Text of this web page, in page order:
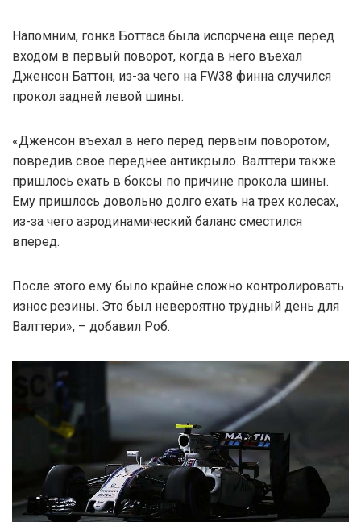
Напомним, гонка Боттаса была испорчена еще перед
входом в первый поворот, когда в него въехал
Дженсон Баттон, из-за чего на FW38 финна случился
прокол задней левой шины.
«Дженсон въехал в него перед первым поворотом,
повредив свое переднее антикрыло. Валттери также
пришлось ехать в боксы по причине прокола шины.
Ему пришлось довольно долго ехать на трех колесах,
из-за чего аэродинамический баланс сместился
вперед.
После этого ему было крайне сложно контролировать
износ резины. Это был невероятно трудный день для
Валттери», – добавил Роб.